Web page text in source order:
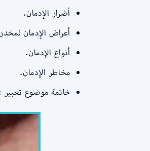
أضرار الإدمان.
أعراض الإدمان
أنواع الإدمان.
مخاطر الإدمان.
خاتمة موضوع تعبير